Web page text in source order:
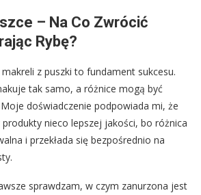
– Na Co Zwrócić
Rybę?
z puszki to fundament sukcesu.
tak samo, a różnice mogą być
doświadczenie podpowiada mi, że
nieco lepszej jakości, bo różnica
i przekłada się bezpośrednio na
sprawdzam, w czym zanurzona jest